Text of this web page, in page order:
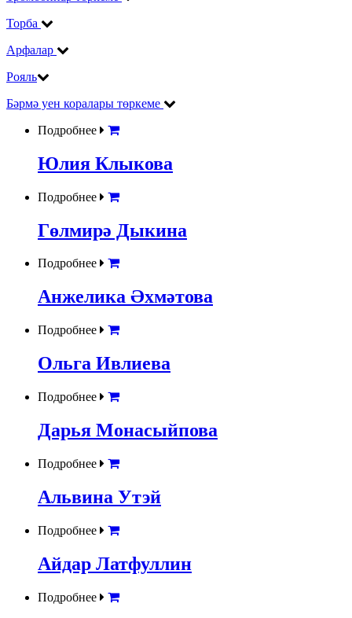
Торба
Арфалар
Рояль
Бәрмә уен коралары төркеме
Подробнее
Юлия Клыкова
Подробнее
Гөлмирә Дыкина
Подробнее
Анжелика Әхмәтова
Подробнее
Ольга Ивлиева
Подробнее
Дарья Монасыйпова
Подробнее
Альвина Утэй
Подробнее
Айдар Латфуллин
Подробнее